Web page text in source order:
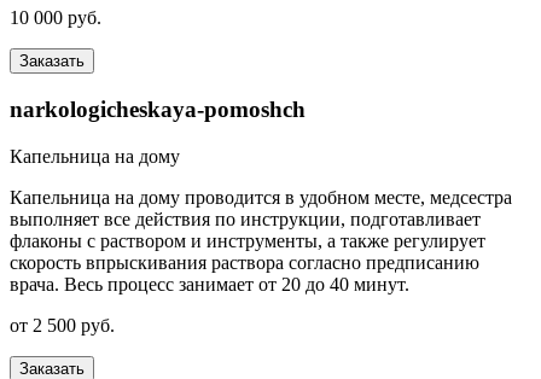
10 000 руб.
Заказать
narkologicheskaya-pomoshch
Капельница на дому
Капельница на дому проводится в удобном месте, медсестра
выполняет все действия по инструкции, подготавливает
флаконы с раствором и инструменты, а также регулирует
скорость впрыскивания раствора согласно предписанию
врача. Весь процесс занимает от 20 до 40 минут.
от 2 500 руб.
Заказать